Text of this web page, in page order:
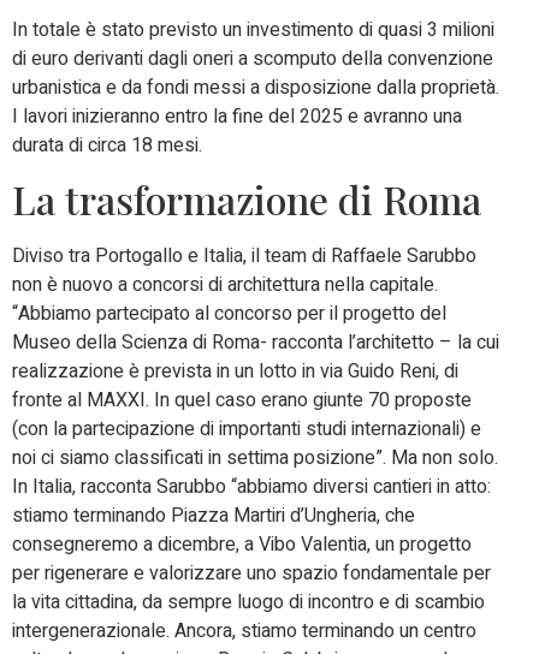
In totale è stato previsto un investimento di quasi 3 milioni
di euro derivanti dagli oneri a scomputo della convenzione
urbanistica e da fondi messi a disposizione dalla proprietà.
I lavori inizieranno entro la fine del 2025 e avranno una
durata di circa 18 mesi.
La trasformazione di Roma
Diviso tra Portogallo e Italia, il team di Raffaele Sarubbo
non è nuovo a concorsi di architettura nella capitale.
“Abbiamo partecipato al concorso per il progetto del
Museo della Scienza di Roma- racconta l’architetto – la cui
realizzazione è prevista in un lotto in via Guido Reni, di
fronte al MAXXI. In quel caso erano giunte 70 proposte
(con la partecipazione di importanti studi internazionali) e
noi ci siamo classificati in settima posizione”. Ma non solo.
In Italia, racconta Sarubbo “abbiamo diversi cantieri in atto:
stiamo terminando Piazza Martiri d’Ungheria, che
consegneremo a dicembre, a Vibo Valentia, un progetto
per rigenerare e valorizzare uno spazio fondamentale per
la vita cittadina, da sempre luogo di incontro e di scambio
intergenerazionale. Ancora, stiamo terminando un centro